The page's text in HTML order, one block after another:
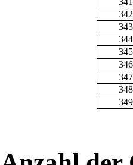
342
343
344
345
346
347
348
349